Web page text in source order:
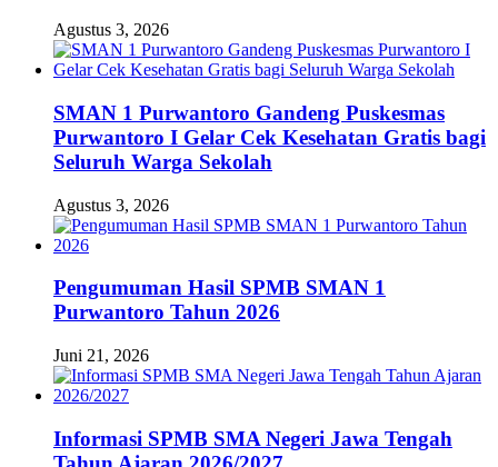
Agustus 3, 2026
SMAN 1 Purwantoro Gandeng Puskesmas
Purwantoro I Gelar Cek Kesehatan Gratis bagi
Seluruh Warga Sekolah
Agustus 3, 2026
Pengumuman Hasil SPMB SMAN 1
Purwantoro Tahun 2026
Juni 21, 2026
Informasi SPMB SMA Negeri Jawa Tengah